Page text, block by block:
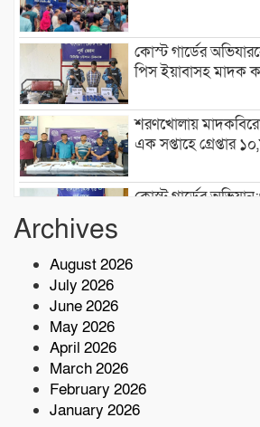
কোস্ট গার্ডের
পিস ইয়াবাসহ মাদক
শরণখোলায়
এক সপ্তাহে গ্রেপ্তার
কোস্ট গার্ডের
সুবিধাবঞ্চিত মানুষের
Archives
August 2026
July 2026
June 2026
May 2026
April 2026
March 2026
February 2026
January 2026